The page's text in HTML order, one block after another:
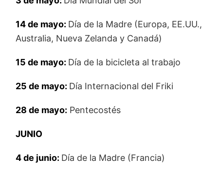
14 de mayo: Día de la Madre (Europa, EE.UU.,
Australia, Nueva Zelanda y Canadá)
15 de mayo: Día de la bicicleta al trabajo
25 de mayo: Día Internacional del Friki
28 de mayo: Pentecostés
JUNIO
4 de junio: Día de la Madre (Francia)